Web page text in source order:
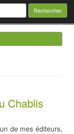
Chablis
de mes éditeurs,